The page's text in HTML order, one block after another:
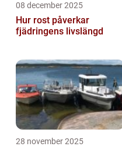
08 december 2025
Hur rost påverkar
fjädringens livslängd
28 november 2025